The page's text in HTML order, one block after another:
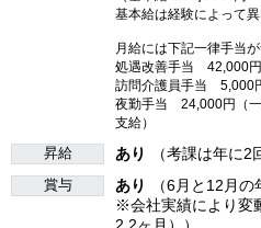
基本給は経験によって異
月給には下記一律手当が
処遇改善手当 42,000
訪問介護員手当 5,000
夜勤手当 24,000円（一
支給）
昇給 あり （考課は年に2
賞与 あり
（6月と12月の
※会社実績により変
2.2ヶ月））